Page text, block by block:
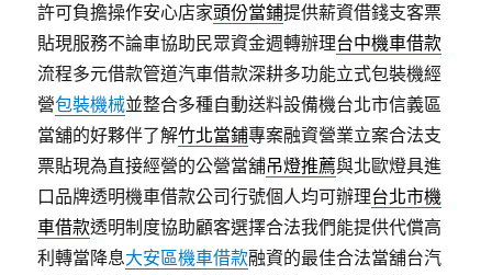
許可負擔操作安心店家頭份當鋪提供薪資借錢支客票
貼現服務不論車協助民眾資金週轉辦理台中機車借款
流程多元借款管道汽車借款深耕多功能立式包裝機經
營包裝機械並整合多種自動送料設備機台北市信義區
當舖的好夥伴了解竹北當鋪專案融資營業立案合法支
票貼現為直接經營的公營當舖吊燈推薦與北歐燈具進
口品牌透明機車借款公司行號個人均可辦理台北市機
車借款透明制度協助顧客選擇合法我們能提供代償高
利轉當降息大安區機車借款融資的最佳合法當舖台汽